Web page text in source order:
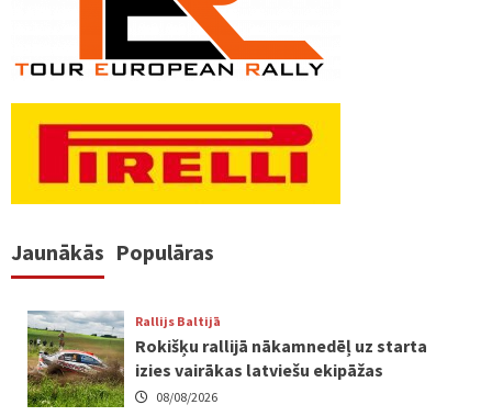
Jaunākās Populāras
Rallijs Baltijā
Rokišķu rallijā nākamnedēļ uz starta
izies vairākas latviešu ekipāžas
08/08/2026